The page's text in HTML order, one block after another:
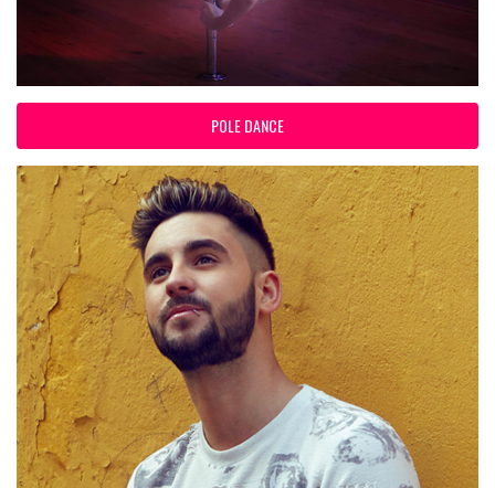
POLE DANCE